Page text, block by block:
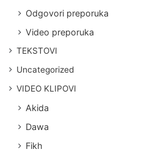
Odgovori preporuka
Video preporuka
TEKSTOVI
Uncategorized
VIDEO KLIPOVI
Akida
Dawa
Fikh